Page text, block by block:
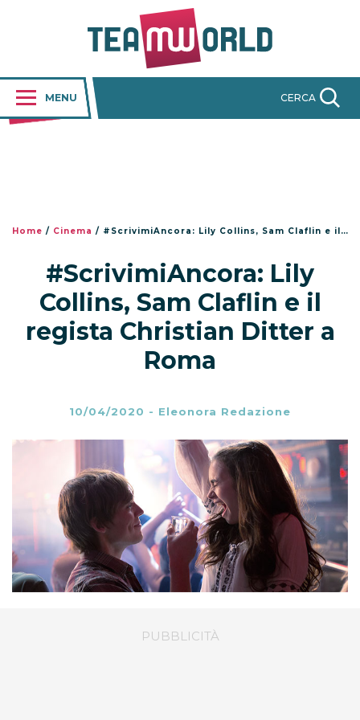
MENU CERCA
Home / Cinema / #ScrivimiAncora: Lily Collins, Sam Claflin e il regista Christian Ditter a Roma
#ScrivimiAncora: Lily
Collins, Sam Claflin e il
regista Christian Ditter a
Roma
10/04/2020 - Eleonora Redazione